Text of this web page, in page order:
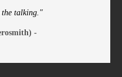
the talking."
-